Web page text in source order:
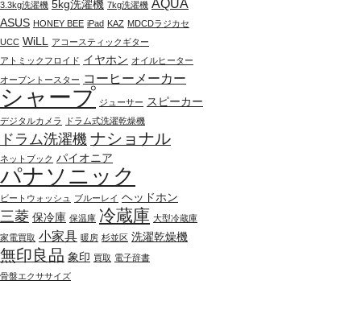
3.3kg洗濯機 5kg洗濯機 7kg洗濯機 AQUA
ASUS HONEY BEE iPad KAZ MDCDラジカセ
UCC WiLL アコースティックギター
アトミックフロイド イヤホン オイルヒーター
オーブントースター コーヒーメーカー
シャープ ジューサー スピーカー
デジタルカメラ ドラム式洗濯乾燥機
ドラム洗濯機ナショナル
ネットブック パイオニア
パナソニック
ビートウォッシュ ブルーレイ ヘッドホン
三菱 保冷庫 保温庫 冷蔵庫 大型冷蔵庫
家電買取 小家具 暖房 杉並区 洗濯乾燥機
無印良品 象印 買取 電子辞書
骨盤エクササイズ